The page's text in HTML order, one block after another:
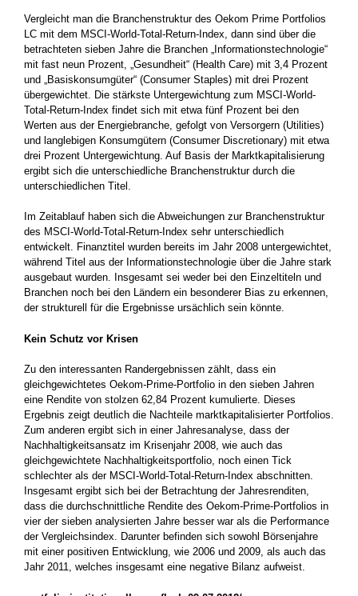
Vergleicht man die Branchenstruktur des Oekom Prime Portfolios
LC mit dem MSCI-World-Total-Return-Index, dann sind über die
betrachteten sieben Jahre die Branchen „Informationstechnologie“
mit fast neun Prozent, „Gesundheit“ (Health Care) mit 3,4 Prozent
und „Basiskonsumgüter“ (Consumer Staples) mit drei Prozent
übergewichtet. Die stärkste Untergewichtung zum MSCI-World-
Total-Return-Index findet sich mit etwa fünf Prozent bei den
Werten aus der Energiebranche, gefolgt von Versorgern (Utilities)
und langlebigen Konsumgütern (Consumer Discretionary) mit etwa
drei Prozent Untergewichtung. Auf Basis der Marktkapitalisierung
ergibt sich die unterschiedliche Branchenstruktur durch die
unterschiedlichen Titel.
Im Zeitablauf haben sich die Abweichungen zur Branchenstruktur
des MSCI-World-Total-Return-Index sehr unterschiedlich
entwickelt. Finanztitel wurden bereits im Jahr 2008 untergewichtet,
während Titel aus der Informationstechnologie über die Jahre stark
ausgebaut wurden. Insgesamt sei weder bei den Einzeltiteln und
Branchen noch bei den Ländern ein besonderer Bias zu erkennen,
der strukturell für die Ergebnisse ursächlich sein könnte.
Kein Schutz vor Krisen
Zu den interessanten Randergebnissen zählt, dass ein
gleichgewichtetes Oekom-Prime-Portfolio in den sieben Jahren
eine Rendite von stolzen 62,84 Prozent kumulierte. Dieses
Ergebnis zeigt deutlich die Nachteile marktkapitalisierter Portfolios.
Zum anderen ergibt sich in einer Jahresanalyse, dass der
Nachhaltigkeitsansatz im Krisenjahr 2008, wie auch das
gleichgewichtete Nachhaltigkeitsportfolio, noch einen Tick
schlechter als der MSCI-World-Total-Return-Index abschnitten.
Insgesamt ergibt sich bei der Betrachtung der Jahresrenditen,
dass die durchschnittliche Rendite des Oekom-Prime-Portfolios in
vier der sieben analysierten Jahre besser war als die Performance
der Vergleichsindex. Darunter befinden sich sowohl Börsenjahre
mit einer positiven Entwicklung, wie 2006 und 2009, als auch das
Jahr 2011, welches insgesamt eine negative Bilanz aufweist.